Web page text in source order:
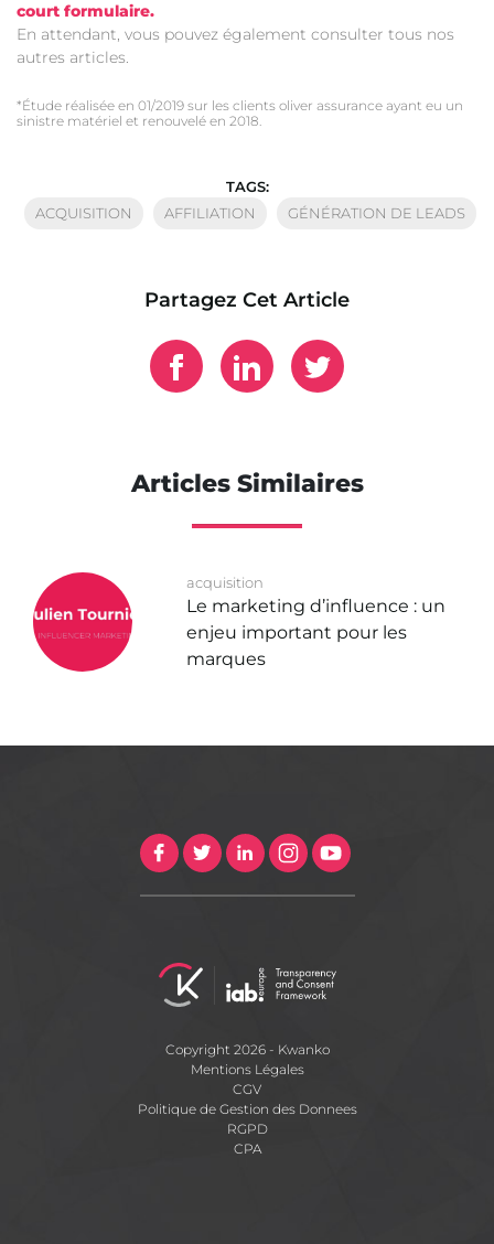
court formulaire.
En attendant, vous pouvez également consulter tous nos
autres articles.
*Étude réalisée en 01/2019 sur les clients oliver assurance ayant eu un
sinistre matériel et renouvelé en 2018.
TAGS:
ACQUISITION
AFFILIATION GÉNÉRATION DE LEADS
Partagez Cet Article
Articles Similaires
acquisition
Le marketing d’influence : un
enjeu important pour les
marques
Copyright 2026 - Kwanko
Mentions Légales
CGV
Politique de Gestion des Donnees
RGPD
CPA